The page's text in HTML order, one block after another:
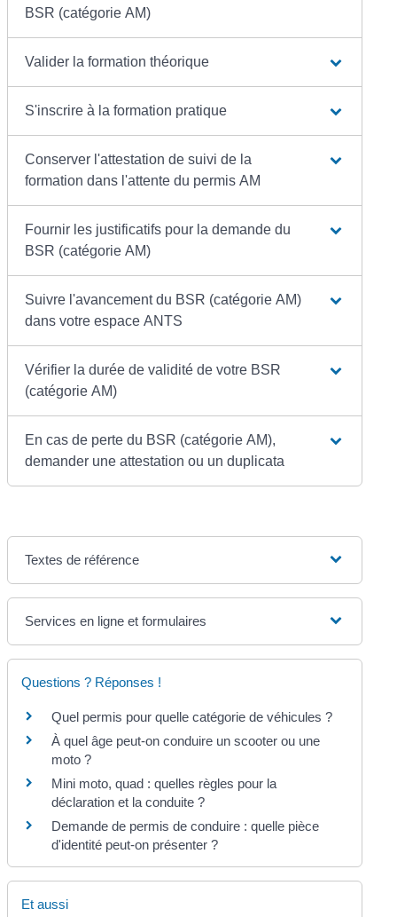
BSR (catégorie AM)
Valider la formation théorique
S'inscrire à la formation pratique
Conserver l'attestation de suivi de la
formation dans l'attente du permis AM
Fournir les justificatifs pour la demande du
BSR (catégorie AM)
Suivre l'avancement du BSR (catégorie AM)
dans votre espace ANTS
Vérifier la durée de validité de votre BSR
(catégorie AM)
En cas de perte du BSR (catégorie AM),
demander une attestation ou un duplicata
Textes de référence
Services en ligne et formulaires
Questions ? Réponses !
Quel permis pour quelle catégorie de véhicules ?
À quel âge peut-on conduire un scooter ou une
moto ?
Mini moto, quad : quelles règles pour la
déclaration et la conduite ?
Demande de permis de conduire : quelle pièce
d'identité peut-on présenter ?
Et aussi